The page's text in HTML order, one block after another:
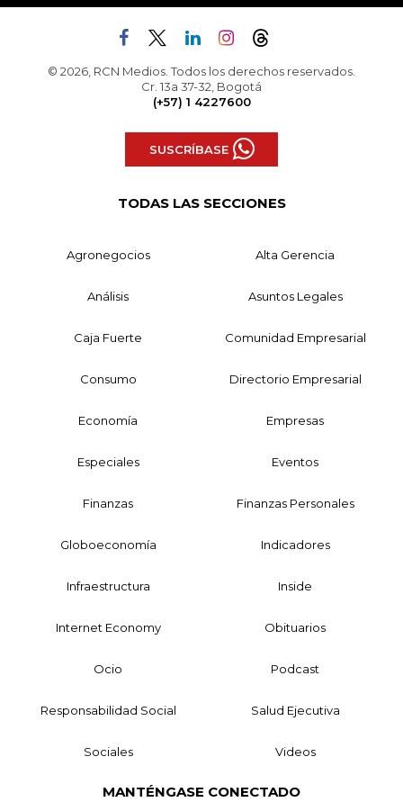
© 2026, RCN Medios. Todos los derechos reservados.
Cr. 13a 37-32, Bogotá
(+57) 1 4227600
SUSCRÍBASE
TODAS LAS SECCIONES
Agronegocios Alta Gerencia
Análisis Asuntos Legales
Caja Fuerte Comunidad Empresarial
Consumo Directorio Empresarial
Economía Empresas
Especiales Eventos
Finanzas Finanzas Personales
Globoeconomía Indicadores
Infraestructura Inside
Internet Economy Obituarios
Ocio Podcast
Responsabilidad Social Salud Ejecutiva
Sociales Videos
MANTÉNGASE CONECTADO